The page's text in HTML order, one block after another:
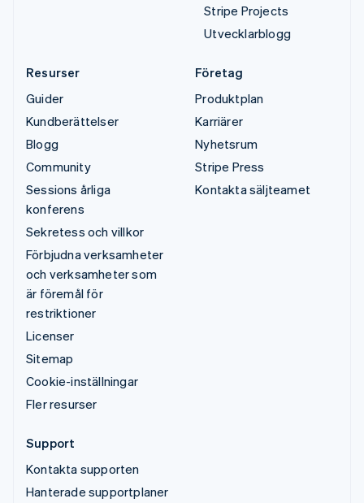
Stripe Projects
Utvecklarblogg
Resurser
Guider
Kundberättelser
Blogg
Community
Sessions årliga
konferens
Sekretess och villkor
Förbjudna verksamheter
och verksamheter som
är föremål för
restriktioner
Licenser
Sitemap
Cookie-inställningar
Fler resurser
Företag
Produktplan
Karriärer
Nyhetsrum
Stripe Press
Kontakta säljteamet
Support
Kontakta supporten
Hanterade supportplaner